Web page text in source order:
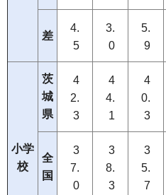
差
4.
5
3.
0
5.
9
小学
校
茨
城
県
4
2.
3
4
4.
1
4
0.
3
全
国
3
7.
0
3
8.
3
3
5.
7